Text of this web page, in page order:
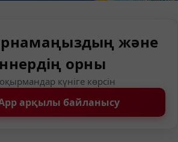
және
орны
оқырмандар күніге көрсін
арқылы байланысу